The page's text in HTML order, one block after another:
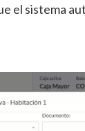
el sistema